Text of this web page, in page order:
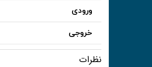
ورودی
خروجی
نظرات